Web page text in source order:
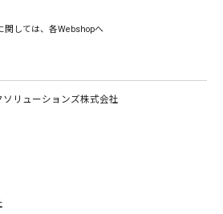
関しては、各Webshopへ
リューションズ株式会社